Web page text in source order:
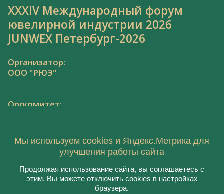
XXXIV Международный форум
ювелирной индустрии 2026
JUNWEX Петербург-2026
Организатор:
ООО "РЮЭ"
Оргкомитет:
© 2021, ООО "РЮЭ"
Мы используем cookies и Яндекс.Метрика для
улучшения работы сайта
Продолжая использование сайта, вы соглашаетесь с
этим. Вы можете отключить cookies в настройках
браузера.